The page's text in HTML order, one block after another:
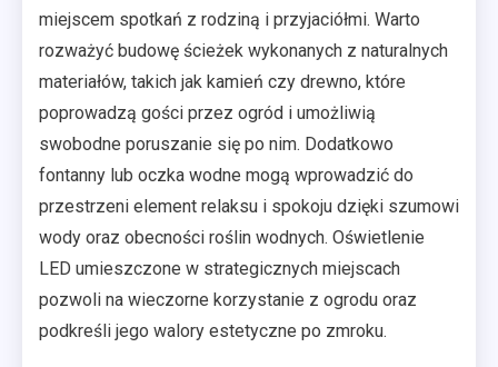
miejscem spotkań z rodziną i przyjaciółmi. Warto
rozważyć budowę ścieżek wykonanych z naturalnych
materiałów, takich jak kamień czy drewno, które
poprowadzą gości przez ogród i umożliwią
swobodne poruszanie się po nim. Dodatkowo
fontanny lub oczka wodne mogą wprowadzić do
przestrzeni element relaksu i spokoju dzięki szumowi
wody oraz obecności roślin wodnych. Oświetlenie
LED umieszczone w strategicznych miejscach
pozwoli na wieczorne korzystanie z ogrodu oraz
podkreśli jego walory estetyczne po zmroku.